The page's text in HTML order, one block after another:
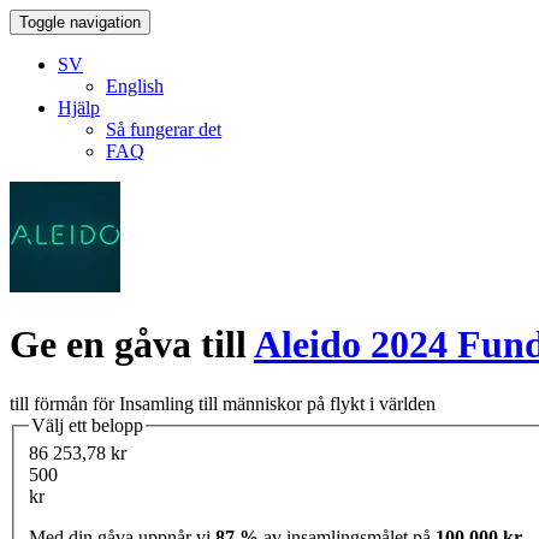
Toggle navigation
SV
English
Hjälp
Så fungerar det
FAQ
Ge en gåva tillAleido 2024
till förmån för Insamling till människor på flykt i världen
Välj ett belopp
86 253,78 kr
500
kr